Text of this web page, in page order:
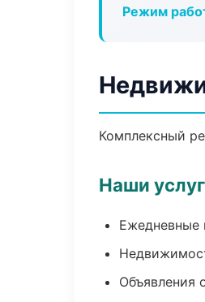
Режим
Комплексный
Наши
Ежедневные
Объявления